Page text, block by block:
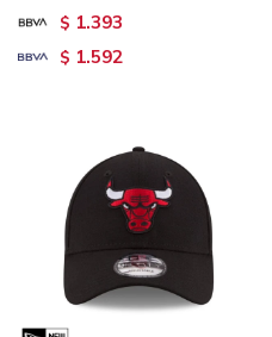
$ 1.393
$ 1.592